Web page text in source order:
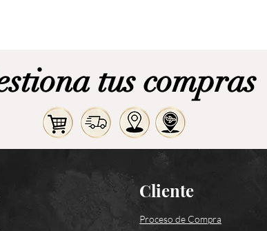
tus compras
Cliente
Proceso de Compra